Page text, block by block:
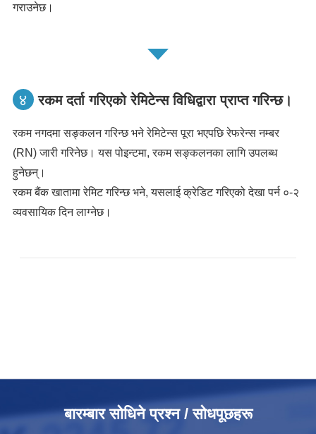
गराउनेछ।
४ रकम दर्ता गरिएको रेमिटेन्स विधिद्वारा प्राप्त गरिन्छ।
रकम नगदमा सङ्कलन गरिन्छ भने रेमिटेन्स पूरा भएपछि रेफरेन्स नम्बर
(RN) जारी गरिनेछ। यस पोइन्टमा, रकम सङ्कलनका लागि उपलब्ध
हुनेछन्।
रकम बैंक खातामा रेमिट गरिन्छ भने, यसलाई क्रेडिट गरिएको देखा पर्न ०-२
व्यवसायिक दिन लाग्नेछ।
बारम्बार सोधिने प्रश्न / सोधपूछहरू